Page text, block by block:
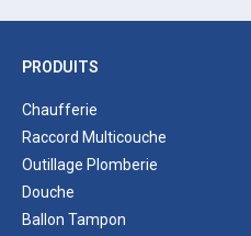
PRODUITS
Chaufferie
Raccord Multicouche
Outillage Plomberie
Douche
Ballon Tampon